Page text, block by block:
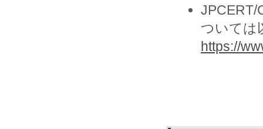
JPCERT/
ついては
https://